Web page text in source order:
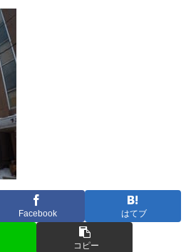
Facebook はてブ
コピー